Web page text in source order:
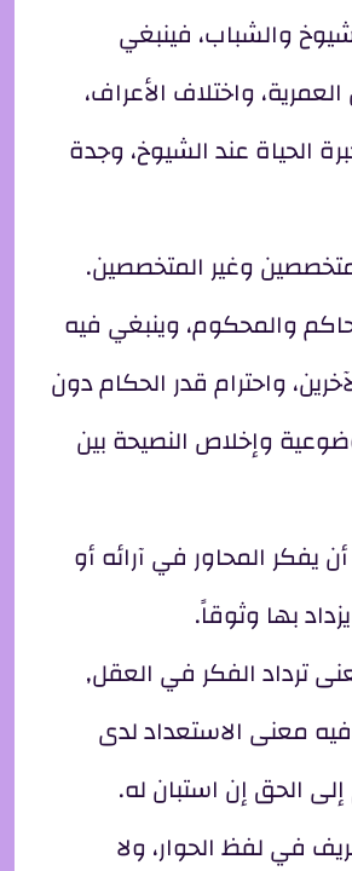
والشباب، فينبغي
واختلاف الأعراف،
الحياة عند الشيوخ، وجدة
والمحكوم، وينبغي فيه
واحترام قدر الحكام دون
وإخلاص النصيحة بين
يفكر المحاور في آرائه أو
بها وثوقاً.
ترداد الفكر في العقل,
معنى الاستعداد لدى
إلى الحق إن استبان له.
في لفظ الحوار، ولا